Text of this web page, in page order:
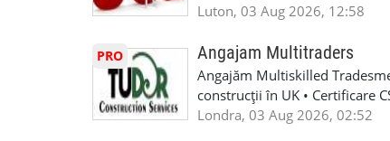
Luton, 03 Aug 2026, 12:58
PRO Angajam Multitraders
Angajăm Multiskilled
construcții în UK • Certificare
specializate (căutăm
Londra, 03 Aug 2026, 02:52